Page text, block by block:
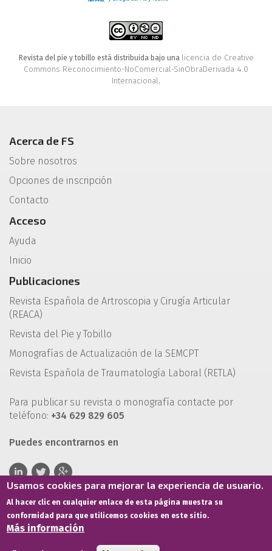
Revista del pie y tobillo está distribuida bajo una licencia de Creative
Commons Reconocimiento-NoComercial-SinObraDerivada 4.0
Internacional.
Acerca de FS
Sobre nosotros
Opciones de inscripción
Contacto
Acceso
Ayuda
Inicio
Publicaciones
Revista Española de Artroscopia y Cirugía Articular
(REACA)
Revista del Pie y Tobillo
Monografías de Actualización de la SEMCPT
Revista Española de Traumatología Laboral (RETLA)
Para publicar su revista o monografía contacte por
teléfono: +34 629 829 605
Puedes encontrarnos en
Usamos cookies para mejorar la experiencia de usuario.
Al hacer clic en cualquier enlace de esta página muestra su
conformidad para que utilicemos cookies en este sitio.
Más información